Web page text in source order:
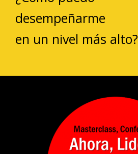
desempeñarme
en un nivel más alto?